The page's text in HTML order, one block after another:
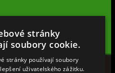
stránky
soubory cookie.
stránky používají soubory
uživatelského zážitku.